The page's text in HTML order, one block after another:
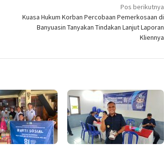
Pos berikutnya
Kuasa Hukum Korban Percobaan Pemerkosaan di
Banyuasin Tanyakan Tindakan Lanjut Laporan
Kliennya